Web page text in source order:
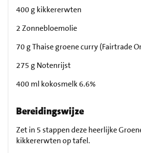
400 g kikkererwten
2 Zonnebloemolie
70 g Thaise groene curry (Fairtrade
275 g Notenrijst
400 ml kokosmelk 6.6%
Bereidingswijze
Zet in 5 stappen deze heerlijke
kikkererwten op tafel.